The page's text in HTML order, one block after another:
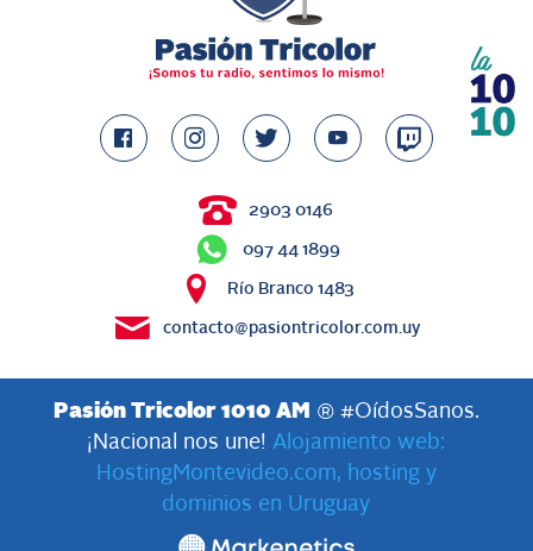
2903 0146
097 44 1899
Río Branco 1483
contacto@pasiontricolor.com.uy
Pasión Tricolor 1010 AM
® #OídosSanos.
¡Nacional nos une! Alojamiento web:
HostingMontevideo.com, hosting y
dominios en Uruguay